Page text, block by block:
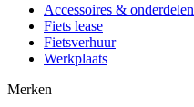
Accessoires & onderdelen
Fiets lease
Fietsverhuur
Werkplaats
Merken